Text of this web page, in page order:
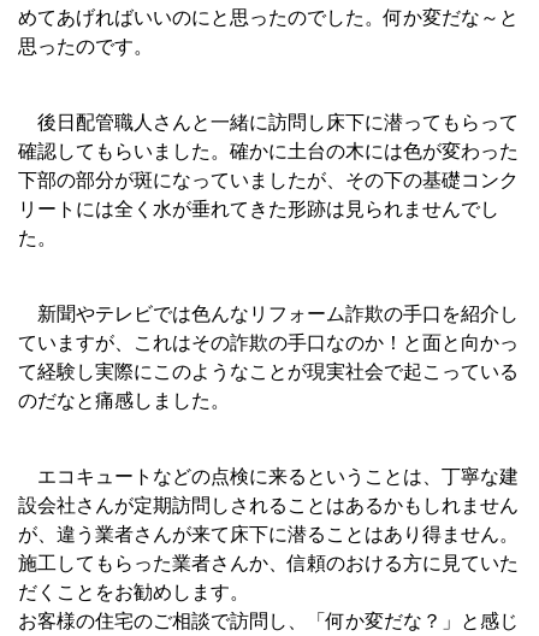
めてあげればいいのにと思ったのでした。何か変だな～と
思ったのです。
後日配管職人さんと一緒に訪問し床下に潜ってもらって
確認してもらいました。確かに土台の木には色が変わった
下部の部分が斑になっていましたが、その下の基礎コンク
リートには全く水が垂れてきた形跡は見られませんでし
た。
新聞やテレビでは色んなリフォーム詐欺の手口を紹介し
ていますが、これはその詐欺の手口なのか！と面と向かっ
て経験し実際にこのようなことが現実社会で起こっている
のだなと痛感しました。
エコキュートなどの点検に来るということは、丁寧な建
設会社さんが定期訪問しされることはあるかもしれません
が、違う業者さんが来て床下に潜ることはあり得ません。
施工してもらった業者さんか、信頼のおける方に見ていた
だくことをお勧めします。
お客様の住宅のご相談で訪問し、「何か変だな？」と感じ